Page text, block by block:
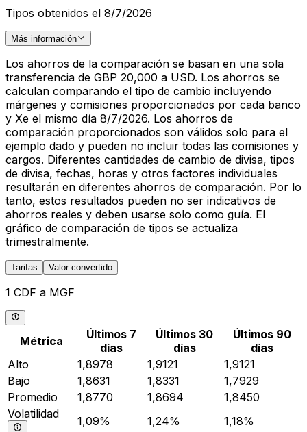
Tipos obtenidos el 8/7/2026
Más información
Los ahorros de la comparación se basan en una sola
transferencia de GBP 20,000 a USD. Los ahorros se
calculan comparando el tipo de cambio incluyendo
márgenes y comisiones proporcionados por cada banco
y Xe el mismo día 8/7/2026. Los ahorros de
comparación proporcionados son válidos solo para el
ejemplo dado y pueden no incluir todas las comisiones y
cargos. Diferentes cantidades de cambio de divisa, tipos
de divisa, fechas, horas y otros factores individuales
resultarán en diferentes ahorros de comparación. Por lo
tanto, estos resultados pueden no ser indicativos de
ahorros reales y deben usarse solo como guía. El
gráfico de comparación de tipos se actualiza
trimestralmente.
Tarifas Valor convertido
1 CDF a MGF
Métrica
Últimos 7
días
Últimos 30
días
Últimos 90
días
Alto
1,8978 1,9121
1,9121
Bajo
1,8631 1,8331
1,7929
Promedio
1,8770 1,8694
1,8450
Volatilidad
1,09% 1,24% 1,18%